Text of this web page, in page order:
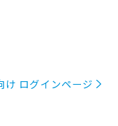
け ログインページ